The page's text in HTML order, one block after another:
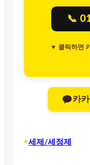
📞
▼ 클릭하면
카
•세제/세정제